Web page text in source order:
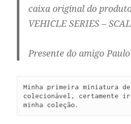
caixa original do
VEHICLE SERIES –
Presente do amigo
Minha primeira miniatura
colecionável, certamente
minha coleção.